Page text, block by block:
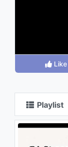
Like
Playlist